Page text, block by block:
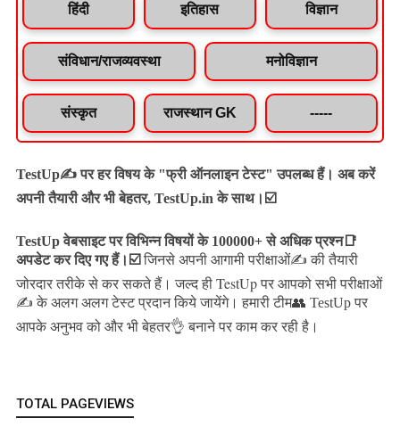
हिंदी इतिहास विज्ञान
संविधान/राजव्यवस्था मनोविज्ञान
संस्कृत राजस्थान GK -----
TestUp✍️ पर हर विषय के "फ्री ऑनलाइन टेस्ट" उपलब्ध हैं। अब करें
अपनी तैयारी और भी बेहतर, TestUp.in के साथ।☑️
TestUp वेबसाइट पर विभिन्न विषयों के 100000+ से अधिक प्रश्न📑
अपडेट कर दिए गए हैं। ☑️ जिनसे अपनी आगामी परीक्षाओं✍️ की तैयारी
जोरदार तरीके से कर सकते हैं।जल्द ही TestUp पर आपको सभी परीक्षाओं
✍️ के अलग अलग टेस्ट प्रदान किये जायेंगे। हमारी टीम👥 TestUp पर
आपके अनुभव को और भी बेहतर👌 बनाने पर काम कर रही है।
TOTAL PAGEVIEWS